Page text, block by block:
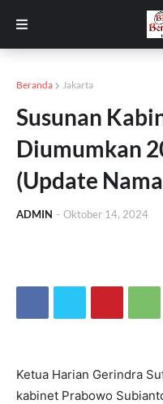
Beranda Jakarta
Susunan
Diumumkan
(Update
ADMIN - Oktober 14, 2024
Ketua Harian Gerindra
kabinet Prabowo